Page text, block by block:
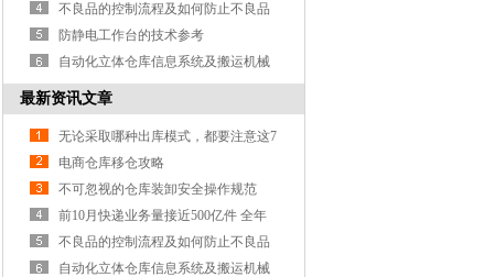
不良品的控制流程及如何防止不良品
的产生
防静电工作台的技术参考
自动化立体仓库信息系统及搬运机械
最新资讯文章
无论采取哪种出库模式，都要注意这7
点仓储技巧
电商仓库移仓攻略
不可忽视的仓库装卸安全操作规范
前10月快递业务量接近500亿件 全年
破600亿件在望
不良品的控制流程及如何防止不良品
的产生
自动化立体仓库信息系统及搬运机械